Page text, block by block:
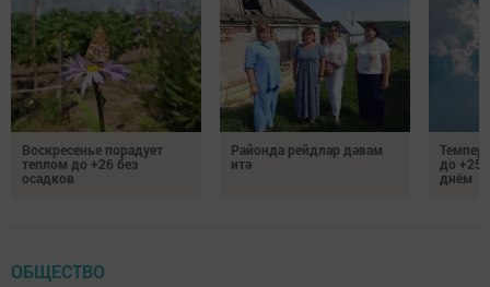
Воскресенье порадует
теплом до +26 без
осадков
Районда рейдлар дәвам
итә
до +25
днём
ОБЩЕСТВО